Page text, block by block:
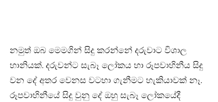
නමුත් ඔබ මෙමගින් සිදු කරන්නේ දරුවාට විශාල
හානියක්. දරුවන්ට සැබෑ ලෝකය හා රූපවාහිනීය සිදු
වන දේ අතර වෙනස වටහා ගැනීමට හැකියාවක් නෑ.
රූපවාහිනීයේ සිදු වුනු දේ ඔහු සැබෑ ලෝකයේදී